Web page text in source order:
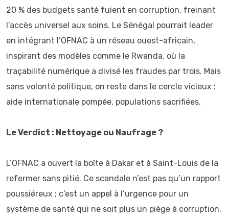
20 % des budgets santé fuient en corruption, freinant
l’accès universel aux soins. Le Sénégal pourrait leader
en intégrant l’OFNAC à un réseau ouest-africain,
inspirant des modèles comme le Rwanda, où la
traçabilité numérique a divisé les fraudes par trois. Mais
sans volonté politique, on reste dans le cercle vicieux :
aide internationale pompée, populations sacrifiées.
Le Verdict : Nettoyage ou Naufrage ?
L’OFNAC a ouvert la boîte à Dakar et à Saint-Louis de la
refermer sans pitié. Ce scandale n’est pas qu’un rapport
poussiéreux ; c’est un appel à l’urgence pour un
système de santé qui ne soit plus un piège à corruption.